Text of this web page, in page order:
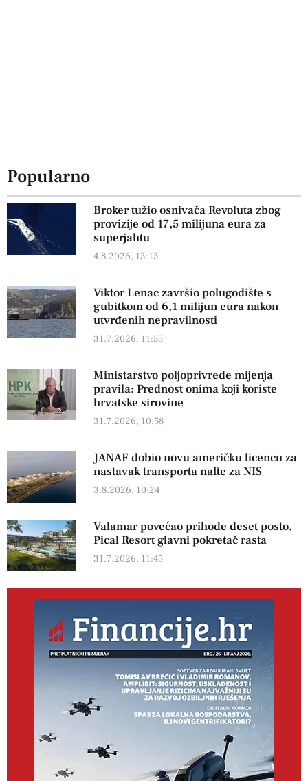
Popularno
Broker tužio osnivača Revoluta zbog
provizije od 17,5 milijuna eura za
superjahtu
4.8.2026, 13:13
Viktor Lenac završio polugodište s
gubitkom od 6,1 milijun eura nakon
utvrđenih nepravilnosti
31.7.2026, 11:55
Ministarstvo poljoprivrede mijenja
pravila: Prednost onima koji koriste
hrvatske sirovine
31.7.2026, 10:58
JANAF dobio novu američku licencu za
nastavak transporta nafte za NIS
3.8.2026, 10:24
Valamar povećao prihode deset posto,
Pical Resort glavni pokretač rasta
31.7.2026, 11:45